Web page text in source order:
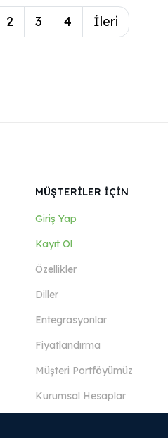
2 3 4 İleri
MÜŞTERİLER İÇİN
Giriş Yap
Kayıt Ol
Özellikler
Diller
Entegrasyonlar
Fiyatlandırma
Müşteri Portföyümüz
Kurumsal Hesaplar